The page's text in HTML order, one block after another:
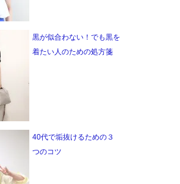
黒が似合わない！でも黒を
着たい人のための処方箋
40代で垢抜けるための３
つのコツ